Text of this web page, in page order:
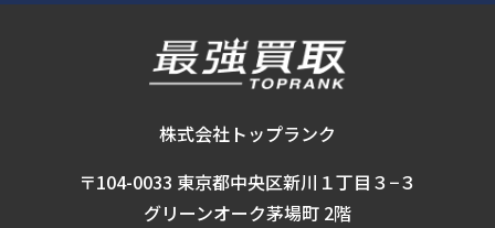
株式会社トップランク
〒104-0033 東京都中央区新川１丁目３−３
グリーンオーク茅場町 2階